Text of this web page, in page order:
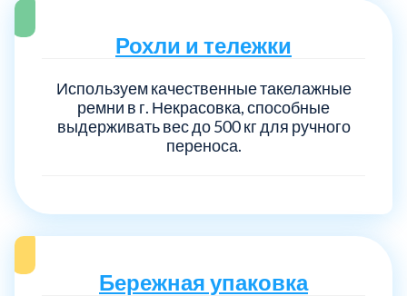
Рохли и тележки
Используем качественные такелажные
ремни в г. Некрасовка, способные
выдерживать вес до 500 кг для ручного
переноса.
Бережная упаковка